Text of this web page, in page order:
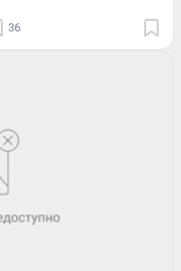
36